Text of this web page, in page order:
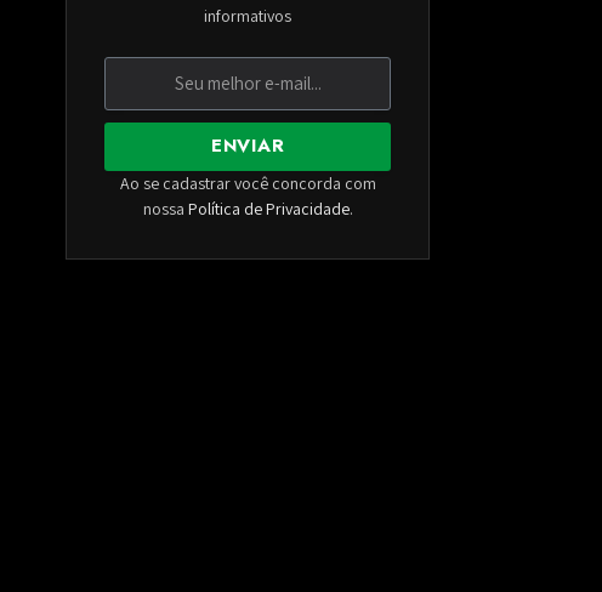
informativos
ENVIAR
Ao se cadastrar você concorda com
nossa Política de Privacidade.